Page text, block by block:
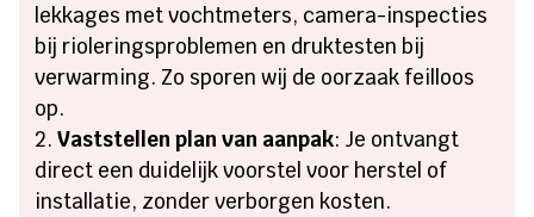
lekkages met vochtmeters, camera-inspecties
bij rioleringsproblemen en druktesten bij
verwarming. Zo sporen wij de oorzaak feilloos
op.
Vaststellen plan van aanpak: Je ontvangt
direct een duidelijk voorstel voor herstel of
installatie, zonder verborgen kosten.